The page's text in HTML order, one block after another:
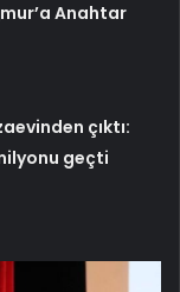
Anahtar
çıktı:
geçti